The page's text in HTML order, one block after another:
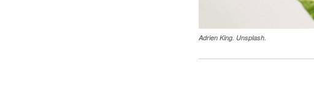
Adrien King. Unsplash.